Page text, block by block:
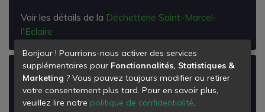
Voir les détails de la Déchetterie Saint-Marcel-
l'Eclaire
Déchetterie Theize
le Merloup
le Merloup Theize
Bonjour ! Pourrions-nous activer des services
supplémentaires pour Fonctionnalités, Statistiques &
Marketing ? Vous pouvez toujours modifier ou retirer
votre consentement plus tard. Pour en savoir plus,
veuillez lire notre politique de confidentialité.